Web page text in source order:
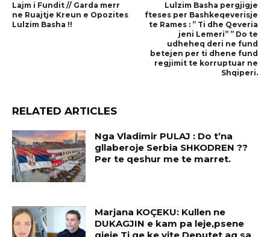
Lajm i Fundit // Garda merr
ne Ruajtje Kreun e Opozites
Lulzim Basha !!
Lulzim Basha pergjigje
fteses per Bashkeqeverisje
te Rames : ” Ti dhe Qeveria
jeni Lemeri” ” Do te
udheheq deri ne fund
betejen per ti dhene fund
regjimit te korruptuar ne
Shqiperi.
RELATED ARTICLES
Nga Vladimir PULAJ : Do t’na
gllaberoje Serbia SHKODREN ??
Per te qeshur me te marret.
Marjana KOÇEKU: Kullen ne
DUKAGJIN e kam pa leje,psene